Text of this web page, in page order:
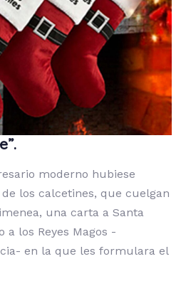
moderno hubiese
los calcetines, que cuelgan
una carta a Santa
a los Reyes Magos -
en la que les formulara el